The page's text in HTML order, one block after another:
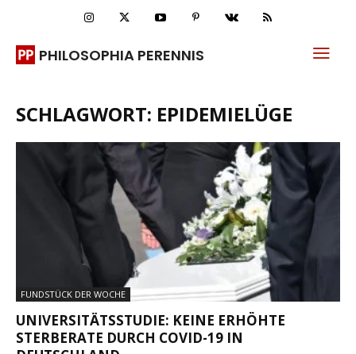
PHILOSOPHIA PERENNIS
SCHLAGWORT: EPIDEMIELÜGE
FUNDSTÜCK DER WOCHE
UNIVERSITÄTSSTUDIE: KEINE ERHÖHTE
STERBERATE DURCH COVID-19 IN